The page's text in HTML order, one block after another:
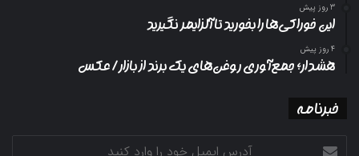
3 روز پیش
این خوراکی‌ها را بخورید تا آلزایمر نگیرید
4 روز پیش
هشدار؛ جمع‌آوری روغن‌های یک برند از بازار/ عکس
خبرنامه
آدرس